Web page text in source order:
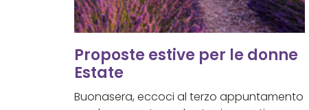
Proposte estive per le donne
Estate
Buonasera, eccoci al terzo appuntamento